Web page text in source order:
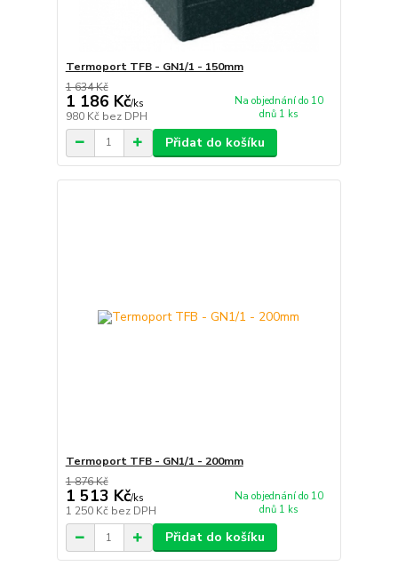
Termoport TFB - GN1/1 - 150mm
1 634 Kč
1 186 Kč/ks
980 Kč bez DPH
Na objednání do 10
dnů 1 ks
Přidat do košíku
Termoport TFB - GN1/1 - 200mm
1 876 Kč
1 513 Kč/ks
1 250 Kč bez DPH
Na objednání do 10
dnů 1 ks
Přidat do košíku